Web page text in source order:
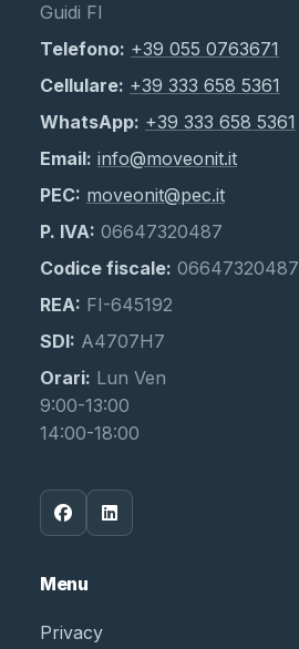
Guidi FI
Telefono: +39 055 0763671
Cellulare: +39 333 658 5361
WhatsApp: +39 333 658 5361
Email: info@moveonit.it
PEC: moveonit@pec.it
P. IVA: 06647320487
Codice fiscale: 06647320487
REA: FI-645192
SDI: A4707H7
Orari: Lun Ven
9:00-13:00
14:00-18:00
Menu
Privacy